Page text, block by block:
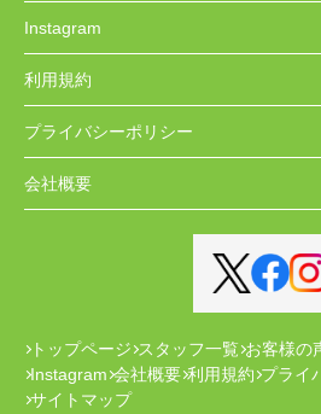
Instagram
利用規約
プライバシーポリシー
会社概要
トップページ スタッフ一覧 お客様の
Instagram 会社概要 利用規約 プライ
サイトマップ